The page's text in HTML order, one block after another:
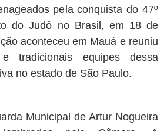
pela conquista do 47º
do Judô no Brasil, em 18 de
aconteceu em Mauá e reuniu
tradicionais equipes dessa
no estado de São Paulo.
Municipal de Artur Nogueira